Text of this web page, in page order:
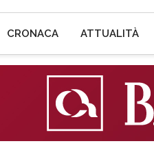
CRONACA ATTUALITÀ